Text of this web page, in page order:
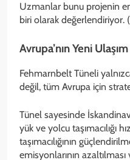
Uzmanlar bunu projenin
biri olarak
Avrupa’nın Yeni
Fehmarnbelt Tüneli
değil, tüm Avrupa için
Tünel sayesinde
yük ve yolcu taşımacılığı
taşımacılığının
emisyonlarının